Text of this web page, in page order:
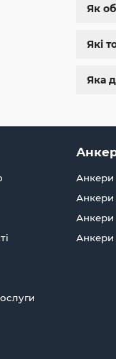
в
болт м
Як
Які
Яка
Анкери
Анкери
Анкери
Анкери